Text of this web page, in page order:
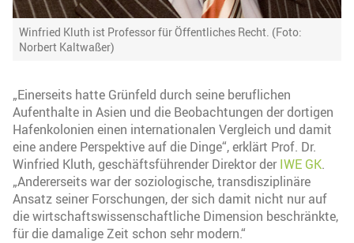
Winfried Kluth ist Professor für Öffentliches Recht. (Foto:
Norbert Kaltwaßer)
„Einerseits hatte Grünfeld durch seine beruflichen
Aufenthalte in Asien und die Beobachtungen der dortigen
Hafenkolonien einen internationalen Vergleich und damit
eine andere Perspektive auf die Dinge“, erklärt Prof. Dr.
Winfried Kluth, geschäftsführender Direktor derIWE GK.
„Andererseits war der soziologische, transdisziplinäre
Ansatz seiner Forschungen, der sich damit nicht nur auf
die wirtschaftswissenschaftliche Dimension beschränkte,
für die damalige Zeit schon sehr modern.“